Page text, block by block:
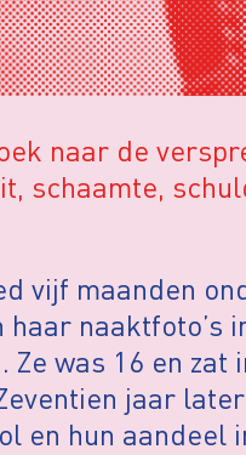
naar de
schaamte,
vijf maanden
naaktfoto’s
Ze was 16 en
jaar
en hun aandeel